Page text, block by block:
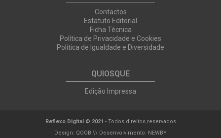
Contactos
Estatuto Editorial
Ficha Técnica
Política de Privacidade e Cookies
Política de Igualdade e Diversidade
QUIOSQUE
Edição Impressa
Reflexo Digital © 2021 - Todos direitos reservados
Design: QOOB \\ Desenvolvimento: NEWBY